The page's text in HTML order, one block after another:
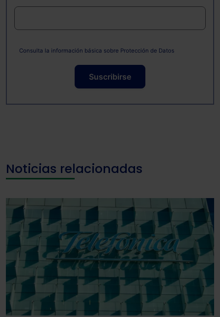
las que sean indispensables para la navegación.
Consulta la información básica sobre Protección de Datos
Suscribirse
Noticias relacionadas